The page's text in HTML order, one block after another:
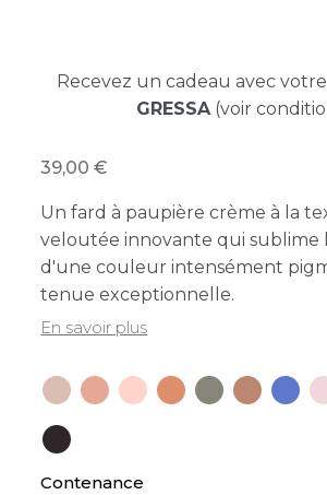
Recevez un cadeau avec
GRESSA(voir
39,00
Un fard à paupière crème à la
veloutée innovante qui sublime
d'une couleur intensément
tenue exceptionnelle.
En savoir plus
Contenance